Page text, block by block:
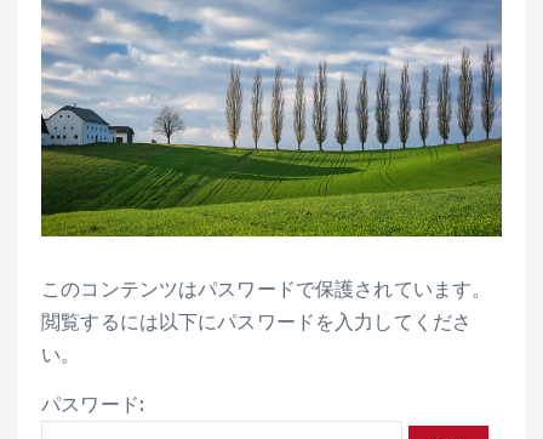
このコンテンツはパスワードで保護されています。
閲覧するには以下にパスワードを入力してくださ
い。
パスワード: